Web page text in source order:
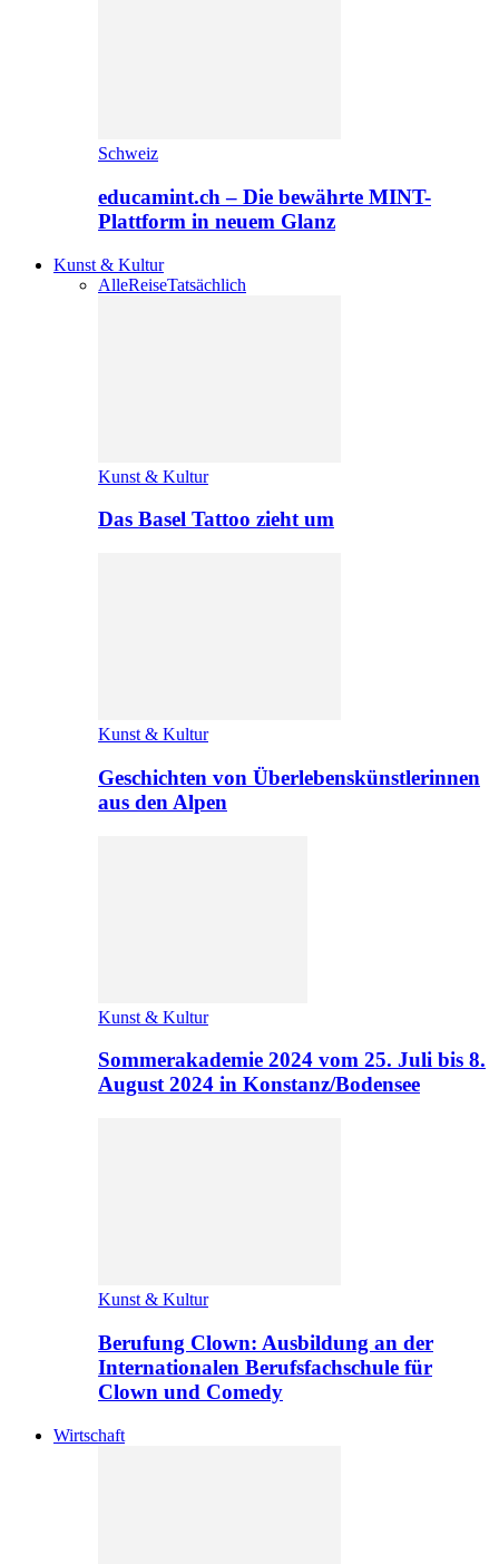
Schweiz
educamint.ch – Die bewährte MINT-
Plattform in neuem Glanz
Kunst & Kultur
AlleReiseTatsächlich
Kunst & Kultur
Das Basel Tattoo zieht um
Kunst & Kultur
Geschichten von Überlebenskünstlerinnen
aus den Alpen
Kunst & Kultur
Sommerakademie 2024 vom 25. Juli bis 8.
August 2024 in Konstanz/Bodensee
Kunst & Kultur
Berufung Clown: Ausbildung an der
Internationalen Berufsfachschule für
Clown und Comedy
Wirtschaft